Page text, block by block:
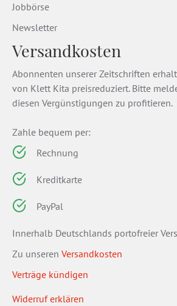
Jobbörse
Newsletter
Versandkosten
Abonnenten unserer Zeitschriften
von Klett Kita preisreduziert. Bitte
diesen Vergünstigungen zu profitieren.
Zahle bequem per:
Rechnung
Kreditkarte
PayPal
Innerhalb Deutschlands portofreier
Zu unseren Versandkosten
Verträge kündigen
Widerruf erklären